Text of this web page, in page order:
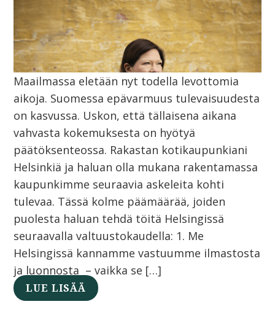
Maailmassa eletään nyt todella levottomia
aikoja. Suomessa epävarmuus tulevaisuudesta
on kasvussa. Uskon, että tällaisena aikana
vahvasta kokemuksesta on hyötyä
päätöksenteossa. Rakastan kotikaupunkiani
Helsinkiä ja haluan olla mukana rakentamassa
kaupunkimme seuraavia askeleita kohti
tulevaa. Tässä kolme päämäärää, joiden
puolesta haluan tehdä töitä Helsingissä
seuraavalla valtuustokaudella: 1. Me
Helsingissä kannamme vastuumme ilmastosta
ja luonnosta – vaikka se […]
LUE LISÄÄ